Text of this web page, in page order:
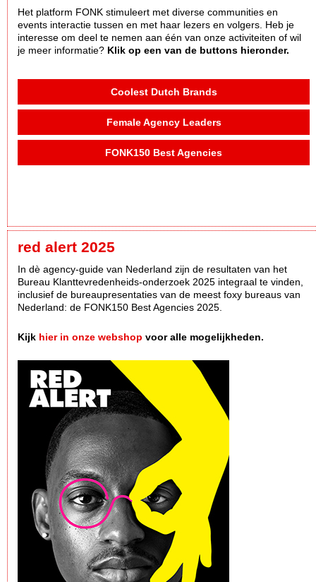
Het platform FONK stimuleert met diverse communities en
events interactie tussen en met haar lezers en volgers. Heb je
interesse om deel te nemen aan één van onze activiteiten of wil
je meer informatie? Klik op een van de buttons hieronder.
Coolest Dutch Brands
Female Agency Leaders
FONK150 Best Agencies
red alert 2025
In dè agency-guide van Nederland zijn de resultaten van het
Bureau Klanttevredenheids-onderzoek 2025 integraal te vinden,
inclusief de bureaupresentaties van de meest foxy bureaus van
Nederland: de FONK150 Best Agencies 2025.
Kijk hier in onze webshop voor alle mogelijkheden.